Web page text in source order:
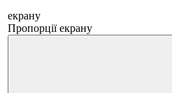
екрану
Пропорції екрану